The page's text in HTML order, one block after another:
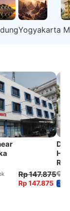
Yogyakarta
Rp 147.875
Rp 147.875 3.6/5